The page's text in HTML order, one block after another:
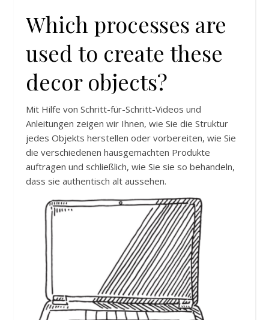
Which processes are
used to create these
decor objects?
Mit Hilfe von Schritt-für-Schritt-Videos und
Anleitungen zeigen wir Ihnen, wie Sie die Struktur
jedes Objekts herstellen oder vorbereiten, wie Sie
die verschiedenen hausgemachten Produkte
auftragen und schließlich, wie Sie sie so behandeln,
dass sie authentisch alt aussehen.